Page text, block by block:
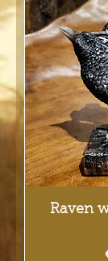
Raven